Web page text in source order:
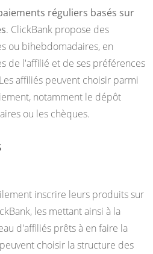
réguliers basés sur
. ClickBank propose des
ou bihebdomadaires, en
de l'affilié et de ses préférences
affiliés peuvent choisir parmi
notamment le dépôt
ou les chèques.
inscrire leurs produits sur
les mettant ainsi à la
d'affiliés prêts à en faire la
choisir la structure des